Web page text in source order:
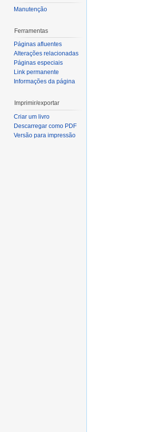
Manutenção
Ferramentas
Páginas afluentes
Alterações relacionadas
Páginas especiais
Link permanente
Informações da página
Imprimir/exportar
Criar um livro
Descarregar como PDF
Versão para impressão